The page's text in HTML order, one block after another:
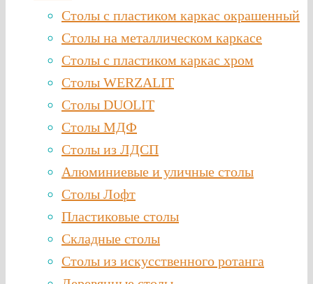
Столы с пластиком каркас окрашенный
Столы на металлическом каркасе
Столы с пластиком каркас хром
Столы WERZALIT
Столы DUOLIT
Столы МДФ
Столы из ЛДСП
Алюминиевые и уличные столы
Столы Лофт
Пластиковые столы
Складные столы
Столы из искусственного ротанга